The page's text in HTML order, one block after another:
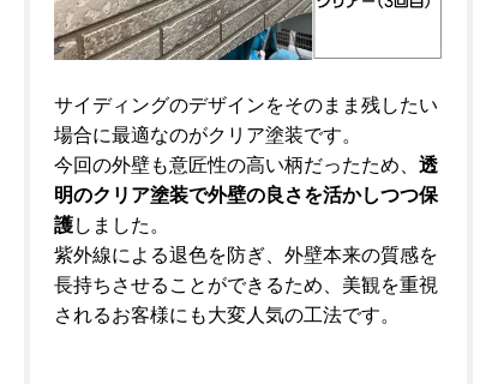
サイディングのデザインをそのまま残したい
場合に最適なのがクリア塗装です。
今回の外壁も意匠性の高い柄だったため、 透
明のクリア塗装で外壁の良さを活かしつつ保
護しました。
紫外線による退色を防ぎ、外壁本来の質感を
長持ちさせることができるため、美観を重視
されるお客様にも大変人気の工法です。